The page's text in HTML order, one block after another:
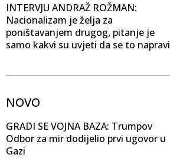
INTERVJU ANDRAŽ ROŽMAN:
Nacionalizam je želja za
poništavanjem drugog, pitanje je
samo kakvi su uvjeti da se to napravi
NOVO
GRADI SE VOJNA BAZA: Trumpov
Odbor za mir dodijelio prvi ugovor u
Gazi